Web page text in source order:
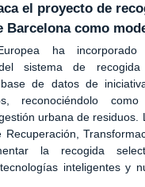
el proyecto de
Barcelona como
ha
del sistema de
de datos de
reconociéndolo
urbana de residuos.
Recuperación,
la recogida
inteligentes y